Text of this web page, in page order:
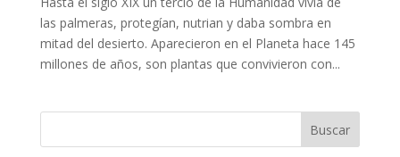
las palmeras, protegían, nutrian y daba sombra en
mitad del desierto. Aparecieron en el Planeta hace 145
millones de años, son plantas que convivieron con...
Buscar